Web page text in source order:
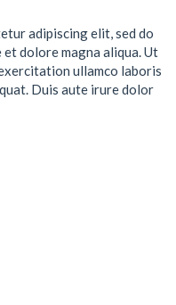
adipiscing elit, sed do
dolore magna aliqua. Ut
ullamco laboris
Duis aute irure dolor